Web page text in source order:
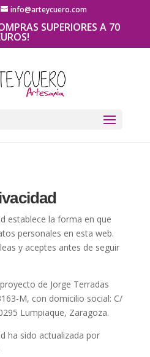
info@arteycuero.com
SUPERIORES A 70
establece la forma en que
personales en esta web.
y aceptes antes de seguir
de Jorge Terradas
M, con domicilio social: C/
Lumpiaque, Zaragoza.
ha sido actualizada por